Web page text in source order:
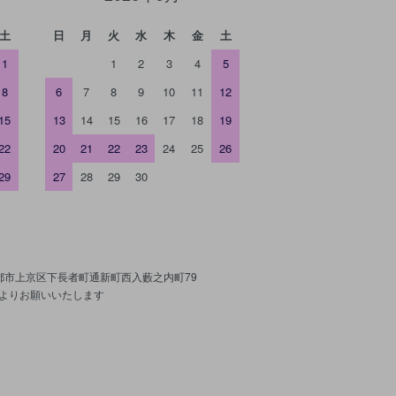
土
1
8
15
日 月 火 水 木 金
土
1
2 3 4
5
6
7 8 9 10 11
12
13
14 15 16 17 18
19
20
21 22 23 24 25
26
27
28 29 30
上京区下長者町通新町西入藪之内町79
よりお願いいたします